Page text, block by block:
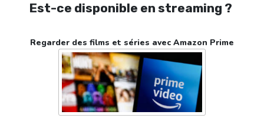
Est-ce disponible en streaming ?
Regarder des films et séries avec Amazon Prime